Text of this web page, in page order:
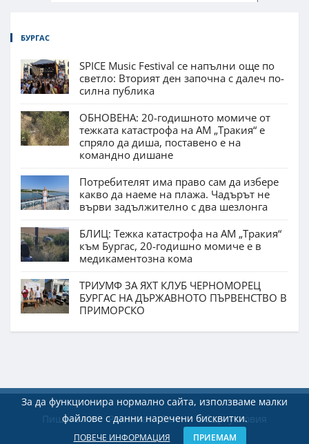
БУРГАС
SPICE Music Festival се напълни още по
светло: Вторият ден започна с далеч по-
силна публика
ОБНОВЕНА: 20-годишното момиче от
тежката катастрофа на АМ „Тракия“ е
спряло да диша, поставено е на
командно дишане
Потребителят има право сам да избере
какво да наеме на плажа. Чадърът не
върви задължително с два шезлонга
БЛИЦ: Тежка катастрофа на АМ „Тракия“
към Бургас, 20-годишно момиче е в
медикаментозна кома
ТРИУМФ ЗА ЯХТ КЛУБ ЧЕРНОМОРЕЦ
БУРГАС НА ДЪРЖАВНОТО ПЪРВЕНСТВО В
ПРИМОРСКО
За да функционира нормално сайта, използваме малки
файлове с данни наречени бисквитки.
ПОВЕЧЕ ИНФОРМАЦИЯ ПРИЕМАМ
Пишете ни Реклама Екип Общи условия